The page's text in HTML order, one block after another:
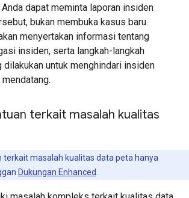
dapat meminta laporan insiden
bukan membuka kasus baru.
menyertakan informasi tentang
insiden, serta langkah-langkah
dilakukan untuk menghindari insiden
terkait masalah kualitas
terkait masalah kualitas data peta hanya
Dukungan Enhanced